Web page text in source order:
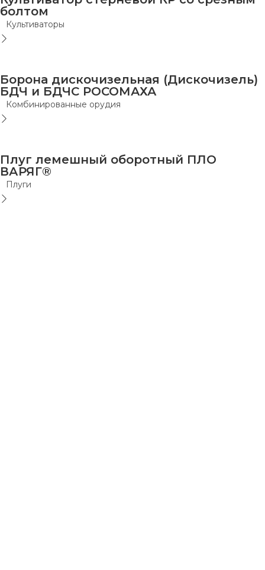
болтом
Культиваторы
Борона дискочизельная (Дискочизель)
БДЧ и БДЧС РОСОМАХА
Комбинированные орудия
Плуг лемешный оборотный ПЛО
ВАРЯГ®
Плуги